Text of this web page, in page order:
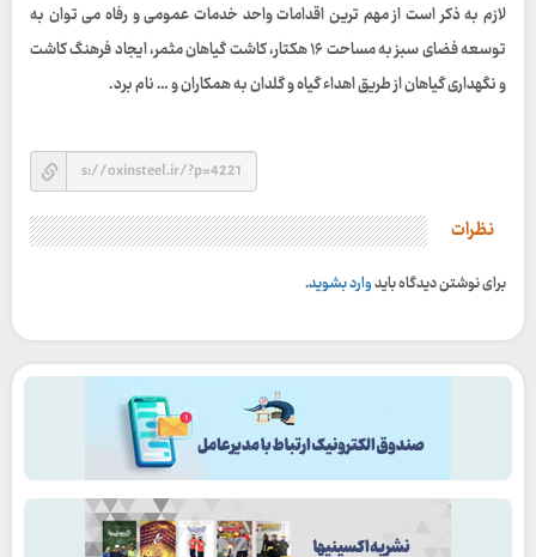
لازم به ذکر است از مهم ترین اقدامات واحد خدمات عمومی و رفاه می توان به
توسعه فضای سبز به مساحت ۱۶ هکتار، کاشت گیاهان مثمر، ایجاد فرهنگ کاشت
و نگهداری گیاهان از طریق اهداء گیاه و گلدان به همکاران و … نام برد.
نظرات
برای نوشتن دیدگاه بایدوارد بشوید.